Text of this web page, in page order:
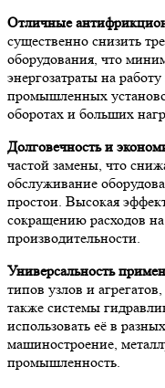
Отличные
существенно снизить
оборудования, что
энергозатраты на
промышленных
оборотах и больших
Долговечность и
частой замены, что
обслуживание
простои. Высокая
сокращению расходов
производительности.
Универсальность
типов узлов и
также системы
использовать её в
машиностроение,
промышленность.